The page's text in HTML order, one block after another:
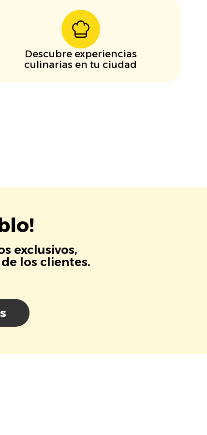
Descubre experiencias
culinarias en tu ciudad
exclusivos,
los clientes.